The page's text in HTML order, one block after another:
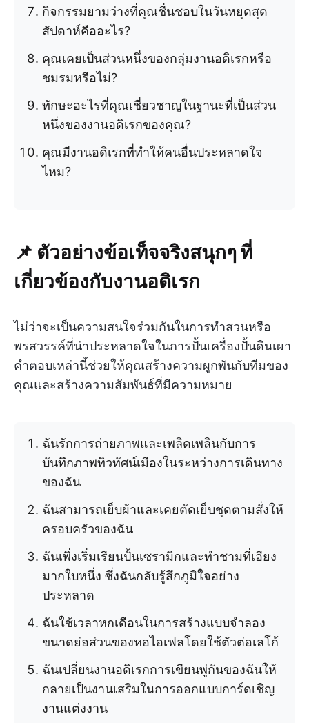
กิจกรรมยามว่างที่คุณชื่นชอบในวันหยุดสุด
สัปดาห์คืออะไร?
คุณเคยเป็นส่วนหนึ่งของกลุ่มงานอดิเรกหรือ
ชมรมหรือไม่?
ทักษะอะไรที่คุณเชี่ยวชาญในฐานะที่เป็นส่วน
หนึ่งของงานอดิเรกของคุณ?
คุณมีงานอดิเรกที่ทำให้คนอื่นประหลาดใจ
ไหม?
📌 ตัวอย่างข้อเท็จจริงสนุกๆ ที่
เกี่ยวข้องกับงานอดิเรก
ไม่ว่าจะเป็นความสนใจร่วมกันในการทำสวนหรือ
พรสวรรค์ที่น่าประหลาดใจในการปั้นเครื่องปั้นดินเผา
คำตอบเหล่านี้ช่วยให้คุณสร้างความผูกพันกับทีมของ
คุณและสร้างความสัมพันธ์ที่มีความหมาย
ฉันรักการถ่ายภาพและเพลิดเพลินกับการ
บันทึกภาพทิวทัศน์เมืองในระหว่างการเดินทาง
ของฉัน
ฉันสามารถเย็บผ้าและเคยตัดเย็บชุดตามสั่งให้
ครอบครัวของฉัน
ฉันเพิ่งเริ่มเรียนปั้นเซรามิกและทำชามที่เอียง
มากใบหนึ่ง ซึ่งฉันกลับรู้สึกภูมิใจอย่าง
ประหลาด
ฉันใช้เวลาหกเดือนในการสร้างแบบจำลอง
ขนาดย่อส่วนของหอไอเฟลโดยใช้ตัวต่อเลโก้
ฉันเปลี่ยนงานอดิเรกการเขียนพู่กันของฉันให้
กลายเป็นงานเสริมในการออกแบบการ์ดเชิญ
งานแต่งงาน